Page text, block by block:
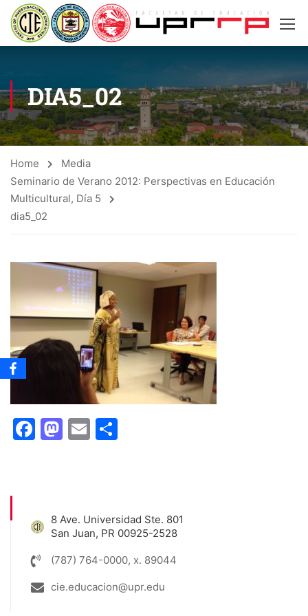
DIA5_02
Home
Media
Seminario de Verano 2012: Perspectivas en Educación
Multicultural, Día 5
dia5_02
Facebook
Mastodon
Email
8 Ave. Universidad Ste. 801
San Juan, PR 00925-2528
(787) 764-0000, x. 89044
cie.educacion@upr.edu